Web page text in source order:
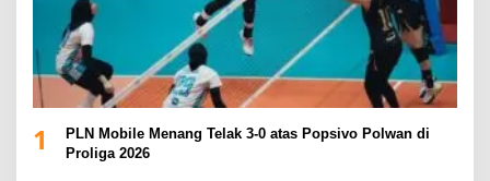
1
PLN Mobile Menang Telak 3-0 atas Popsivo Polwan di
Proliga 2026